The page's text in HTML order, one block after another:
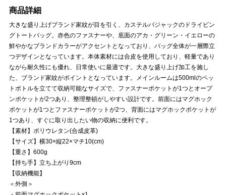
商品詳細
大きな盛り上げブランド家紋が目を引く、カステルバジャックのドライビン
グトートバッグ。赤色のファスナーや、底面のアカ・グリーン・イエローの
鮮やかなブランドカラーがアクセントとなっており、バッグ全体が一層際立
つデザインとなっています。本体素材には合皮を使用しており、軽量であり
ながら耐久性にも優れ、日常使いに最適です。大きな盛り上げ加工を施し
た、ブランド家紋がポイントとなっています。メインルームは500mlのペッ
トボトルを立てて収納可能なサイズで、ファスナーポケットが1つとオープ
ンポケットが2つあり、整理整頓がしやすい設計です。前面にはマグホック
ポケットが1つとファスナーポケットが2つ、背面にはマグホックポケットが
1つあり、すぐに取り出したい物の収納に便利です。
【素材】ポリウレタン(合成皮革)
【サイズ】横30×縦22×マチ10(cm)
【重さ】600g
【持ち手】立ち上がり9cm
【収納機能】
＜外側＞